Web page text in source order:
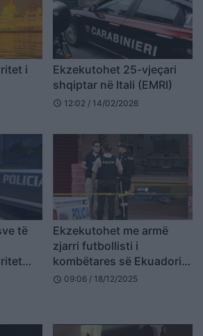
i
Ekzekutohet 25-vjeçari
shqiptar në Itali (EMRI)
schedule 12:02 / 14/02/2026
të
Ekzekutohet me armë
zjarri futbollisti i
kombëtares së Ekuadorit
(FOTO+EMRI)
schedule 09:06 / 18/12/2025